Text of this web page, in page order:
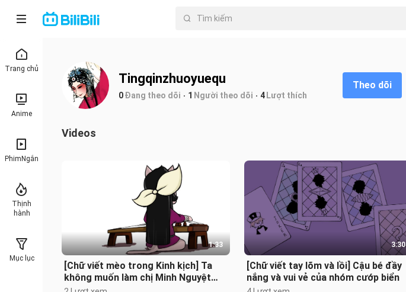
Trang chủ
Anime
PhimNgắn
Thịnh
hành
Mục lục
Tingqinzhuoyuequ
0Đang theo dõi 1 Người theo dõi 4Lượt thích
Theo dõi
Videos
1:33
[Chữ viết mèo trong Kinh kịch] Ta
không muốn làm chị Minh Nguyệt
nữa!
3:30
[Chữ viết tay lõm và lồi] Cậu bé đầy
nắng và vui vẻ của nhóm cướp biển